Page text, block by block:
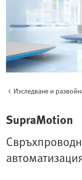
Изследване и
SupraMotion